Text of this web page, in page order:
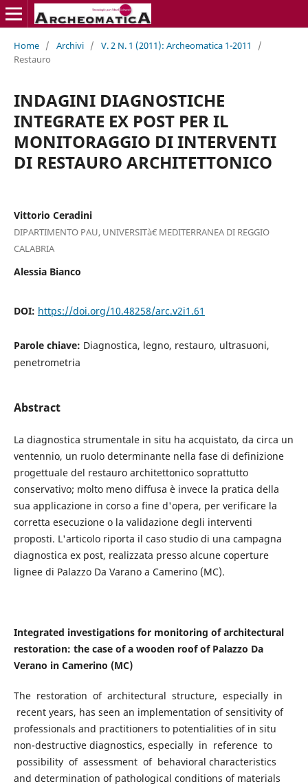
Home / Archivi / V. 2 N. 1 (2011): Archeomatica 1-2011
/
Restauro
INDAGINI DIAGNOSTICHE
INTEGRATE EX POST PER IL
MONITORAGGIO DI INTERVENTI
DI RESTAURO ARCHITETTONICO
Vittorio Ceradini
DIPARTIMENTO PAU, UNIVERSITà€ MEDITERRANEA DI REGGIO
CALABRIA
Alessia Bianco
DOI: https://doi.org/10.48258/arc.v2i1.61
Parole chiave: Diagnostica, legno, restauro, ultrasuoni,
penetrometria
Abstract
La diagnostica strumentale in situ ha acquistato, da circa un
ventennio, un ruolo determinante nella fase di definizione
progettuale del restauro architettonico soprattutto
conservativo; molto meno diffusa è invece la pratica della
sua applicazione in corso a fine d'opera, per verificare la
corretta esecuzione o la validazione degli interventi
proposti. L'articolo riporta il caso studio di una campagna
diagnostica ex post, realizzata presso alcune coperture
lignee di Palazzo Da Varano a Camerino (MC).
Integrated investigations for monitoring of architectural
restoration: the case of a wooden roof of Palazzo Da
Verano in Camerino (MC)
The restoration of architectural structure, especially in
recent years, has seen an implementation of sensitivity of
professionals and practitioners to potentialities of in situ
non-destructive diagnostics, especially in reference to
possibility of assessment of behavioral characteristics
and determination of pathological conditions of materials